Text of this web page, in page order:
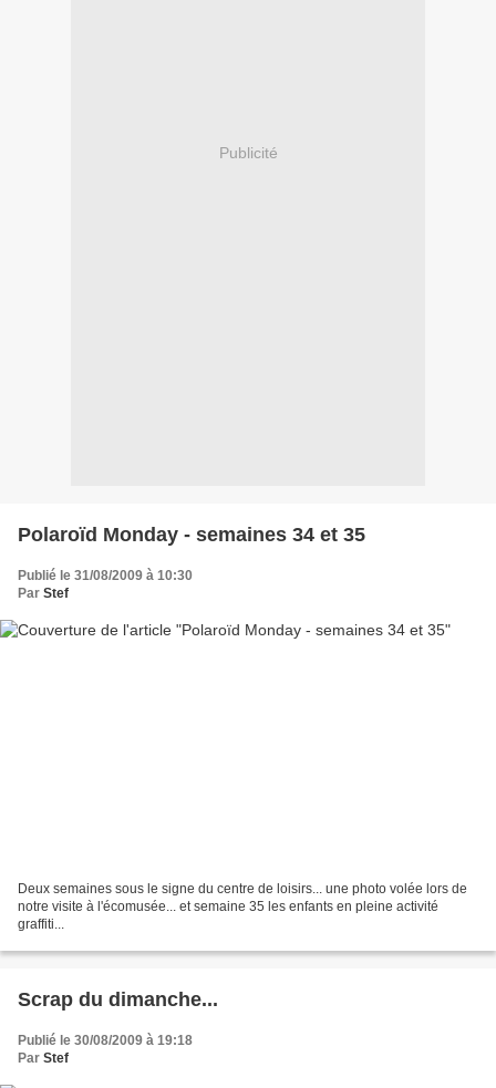
Publicité
Polaroïd Monday - semaines 34 et 35
Publié le 31/08/2009 à 10:30
Par Stef
Deux semaines sous le signe du centre de loisirs... une photo volée lors de
notre visite à l'écomusée... et semaine 35 les enfants en pleine activité
graffiti...
Scrap du dimanche...
Publié le 30/08/2009 à 19:18
Par Stef